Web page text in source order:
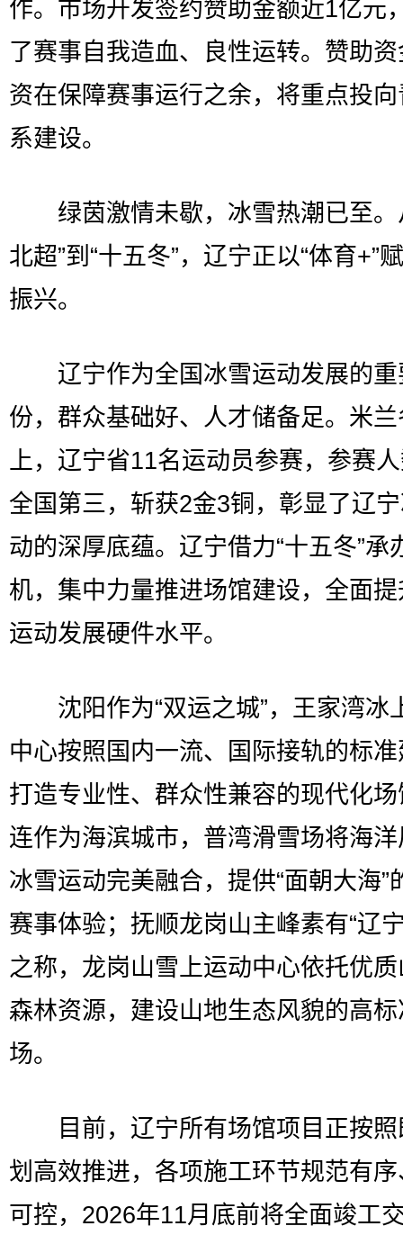
作。市场开发签约赞助金额近1亿元
了赛事自我造血、良性运转。赞助
资在保障赛事运行之余，将重点投
系建设。
绿茵激情未歇，冰雪热潮已至。
北超”到“十五冬”，辽宁正以“体育+”
振兴。
辽宁作为全国冰雪运动发展的重
份，群众基础好、人才储备足。米
上，辽宁省11名运动员参赛，参赛
全国第三，斩获2金3铜，彰显了辽
动的深厚底蕴。辽宁借力“十五冬”承
机，集中力量推进场馆建设，全面
运动发展硬件水平。
沈阳作为“双运之城”，王家湾冰
中心按照国内一流、国际接轨的标
打造专业性、群众性兼容的现代化
连作为海滨城市，普湾滑雪场将海
冰雪运动完美融合，提供“面朝大海”
赛事体验；抚顺龙岗山主峰素有“辽
之称，龙岗山雪上运动中心依托优
森林资源，建设山地生态风貌的高
场。
目前，辽宁所有场馆项目正按照
划高效推进，各项施工环节规范有
可控，2026年11月底前将全面竣工